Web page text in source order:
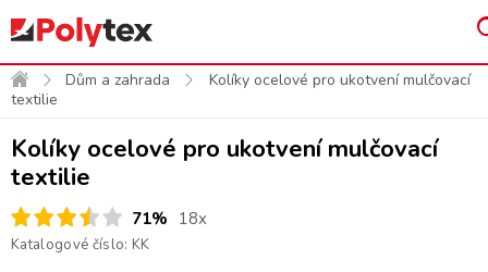
Dům a zahrada
Kolíky ocelové pro ukotvení mulčovací
textilie
Kolíky ocelové pro ukotvení mulčovací
textilie
71% 18x
Katalogové číslo: KK